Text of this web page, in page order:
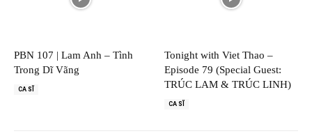
PBN 107 | Lam Anh – Tình
Trong Dĩ Vãng
CA SĨ
Tonight with Viet Thao –
Episode 79 (Special Guest:
TRÚC LAM & TRÚC LINH)
CA SĨ